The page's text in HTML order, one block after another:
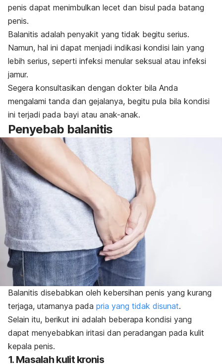
penis dapat menimbulkan lecet dan bisul pada batang
penis.
Balanitis adalah penyakit yang tidak begitu serius.
Namun, hal ini dapat menjadi indikasi kondisi lain yang
lebih serius, seperti infeksi menular seksual atau infeksi
jamur.
Segera konsultasikan dengan dokter bila Anda
mengalami tanda dan gejalanya, begitu pula bila kondisi
ini terjadi pada bayi atau anak-anak.
Penyebab balanitis
Balanitis disebabkan oleh kebersihan penis yang kurang
terjaga, utamanya pada pria yang tidak disunat.
Selain itu, berikut ini adalah beberapa kondisi yang
dapat menyebabkan iritasi dan peradangan pada kulit
kepala penis.
1. Masalah kulit kronis